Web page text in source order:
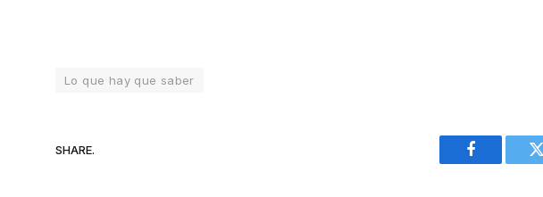
Lo que hay que saber
SHARE.
Facebook